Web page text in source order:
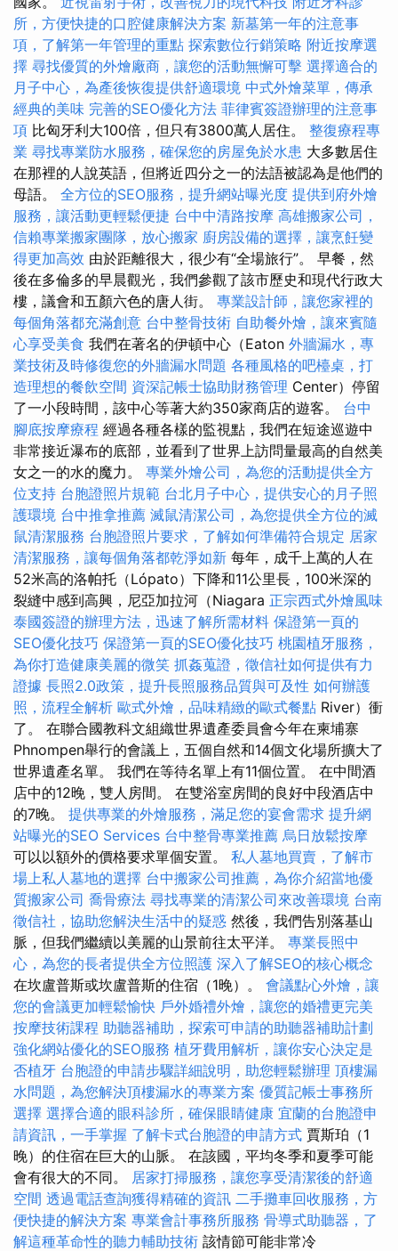
所，方便快捷的口腔健康解決方案 新墓第一年的注意事
項，了解第一年管理的重點 探索數位行銷策略 附近按摩選
擇 尋找優質的外燴廠商，讓您的活動無懈可擊 選擇適合的
月子中心，為產後恢復提供舒適環境 中式外燴菜單，傳承
經典的美味 完善的SEO優化方法 菲律賓簽證辦理的注意事
項 比匈牙利大100倍，但只有3800萬人居住。 整復療程專
業 尋找專業防水服務，確保您的房屋免於水患 大多數居住
在那裡的人說英語，但將近四分之一的法語被認為是他們的
母語。 全方位的SEO服務，提升網站曝光度 提供到府外燴
服務，讓活動更輕鬆便捷 台中中清路按摩 高雄搬家公司，
信賴專業搬家團隊，放心搬家 廚房設備的選擇，讓烹飪變
得更加高效 由於距離很大，很少有“全場旅行”。 早餐，然
後在多倫多的早晨觀光，我們參觀了該市歷史和現代行政大
樓，議會和五顏六色的唐人街。 專業設計師，讓您家裡的
每個角落都充滿創意 台中整骨技術 自助餐外燴，讓來賓隨
心享受美食 我們在著名的伊頓中心（Eaton 外牆漏水，專
業技術及時修復您的外牆漏水問題 各種風格的吧檯桌，打
造理想的餐飲空間 資深記帳士協助財務管理 Center）停留
了一小段時間，該中心等著大約350家商店的遊客。 台中
腳底按摩療程 經過各種各樣的監視點，我們在短途巡遊中
非常接近瀑布的底部，並看到了世界上訪問量最高的自然美
女之一的水的魔力。 專業外燴公司，為您的活動提供全方
位支持 台胞證照片規範 台北月子中心，提供安心的月子照
護環境 台中推拿推薦 滅鼠清潔公司，為您提供全方位的滅
鼠清潔服務 台胞證照片要求，了解如何準備符合規定 居家
清潔服務，讓每個角落都乾淨如新 每年，成千上萬的人在
52米高的洛帕托（Lópato）下降和11公里長，100米深的
裂縫中感到高興，尼亞加拉河（Niagara 正宗西式外燴風味
泰國簽證的辦理方法，迅速了解所需材料 保證第一頁的
SEO優化技巧 保證第一頁的SEO優化技巧 桃園植牙服務，
為你打造健康美麗的微笑 抓姦蒐證，徵信社如何提供有力
證據 長照2.0政策，提升長照服務品質與可及性 如何辦護
照，流程全解析 歐式外燴，品味精緻的歐式餐點 River）衝
了。 在聯合國教科文組織世界遺產委員會今年在柬埔寨
Phnompen舉行的會議上，五個自然和14個文化場所擴大了
世界遺產名單。 我們在等待名單上有11個位置。 在中間酒
店中的12晚，雙人房間。 在雙浴室房間的良好中段酒店中
的7晚。 提供專業的外燴服務，滿足您的宴會需求 提升網
站曝光的SEO Services 台中整骨專業推薦 烏日放鬆按摩
可以以額外的價格要求單個安置。 私人墓地買賣，了解市
場上私人墓地的選擇 台中搬家公司推薦，為你介紹當地優
質搬家公司 喬骨療法 尋找專業的清潔公司來改善環境 台南
徵信社，協助您解決生活中的疑惑 然後，我們告別落基山
脈，但我們繼續以美麗的山景前往太平洋。 專業長照中
心，為您的長者提供全方位照護 深入了解SEO的核心概念
在坎盧普斯或坎盧普斯的住宿（1晚）。 會議點心外燴，讓
您的會議更加輕鬆愉快 戶外婚禮外燴，讓您的婚禮更完美
按摩技術課程 助聽器補助，探索可申請的助聽器補助計劃
強化網站優化的SEO服務 植牙費用解析，讓你安心決定是
否植牙 台胞證的申請步驟詳細說明，助您輕鬆辦理 頂樓漏
水問題，為您解決頂樓漏水的專業方案 優質記帳士事務所
選擇 選擇合適的眼科診所，確保眼睛健康 宜蘭的台胞證申
請資訊，一手掌握 了解卡式台胞證的申請方式 賈斯珀（1
晚）的住宿在巨大的山脈。 在該國，平均冬季和夏季可能
會有很大的不同。 居家打掃服務，讓您享受清潔後的舒適
空間 透過電話查詢獲得精確的資訊 二手攤車回收服務，方
便快捷的解決方案 專業會計事務所服務 骨導式助聽器，了
解這種革命性的聽力輔助技術 該情節可能非常冷